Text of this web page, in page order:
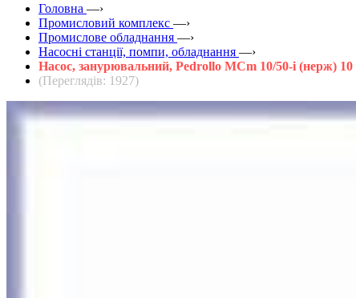
Головна —›
Промисловий комплекс —›
Промислове обладнання —›
Насосні станції, помпи, обладнання —›
Насос, занурювальний, Pedrollo MCm 10/50-i (нерж)
(Переглядів: 1927)